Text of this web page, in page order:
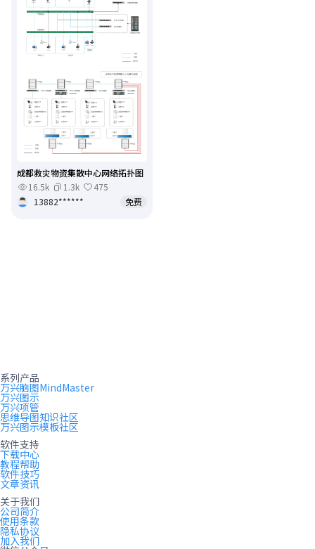
成都救灾物资集散中心网络拓扑图
16.5k
1.3k
475
13882******
免费
系列产品
万兴脑图MindMaster
万兴图示
万兴项管
思维导图知识社区
万兴图示模板社区
软件支持
下载中心
教程帮助
软件技巧
文章资讯
关于我们
公司简介
使用条款
隐私协议
加入我们